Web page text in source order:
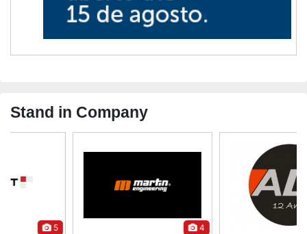
Stand in Company
6